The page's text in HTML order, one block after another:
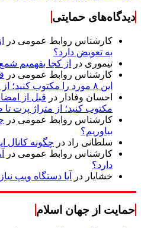
دیدگاه‌های حمایتی
کارشناس روابط عمومی در
به تعویض دارد؟
تیموری در
از کجا بفهمیم
کارشناس روابط عمومی در
این ۸ مورد را مکتوب کنید؛ از متراژ پرت تا ضمانت نصب
احسان وفادار در
مکتوب کنید؛ از متراژ پرت
کارشناس روابط عمومی در
بیاوریم؟
سلطانی راد در چگونه کانال
کارشناس روابط عمومی در
دارد؟
خشایار در آیا دستگاه ویپ
حمایت از جهان اسلام